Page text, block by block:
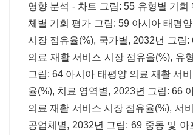
영향 분석 - 차트 그림: 55 유형별 기
체별 기회 평가 그림: 59 아시아 태평
시장 점유율(%), 국가별, 2032년 그림
의료 재활 서비스 시장 점유율(%), 유
그림: 64 아시아 태평양 의료 재활 서
율(%), 치료 영역별, 2023년 그림: 66
의료 재활 서비스 시장 점유율(%), 서
공업체별, 2032년 그림: 69 중동 및